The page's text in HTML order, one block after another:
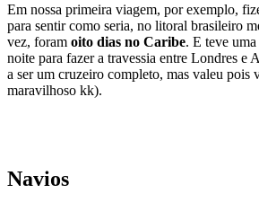
Em nossa primeira viagem, por exemplo,
para sentir como seria, no litoral brasileiro
vez, foram oito dias no Caribe. E teve
noite para fazer a travessia entre Londres e
a ser um cruzeiro completo, mas valeu pois
maravilhoso kk).
Navios